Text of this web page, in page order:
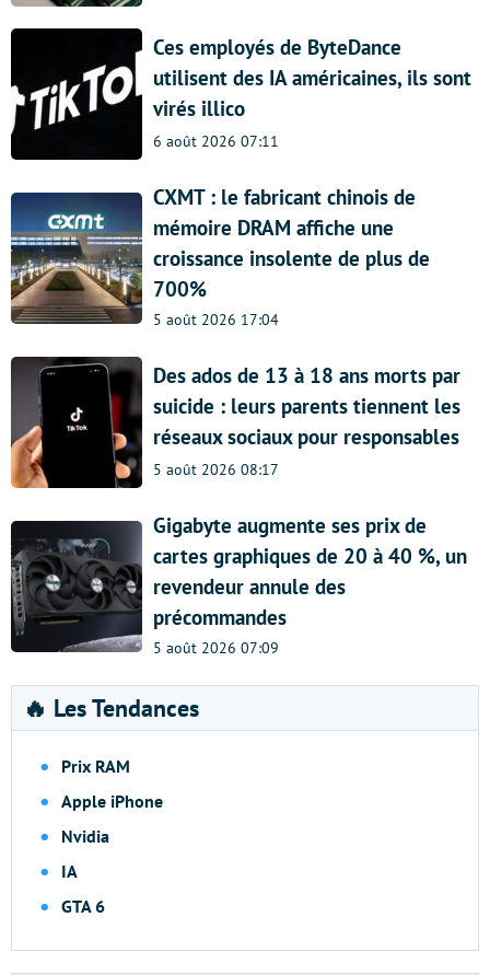
Ces employés de ByteDance
utilisent des IA américaines, ils sont
virés illico
6 août 2026 07:11
CXMT : le fabricant chinois de
mémoire DRAM affiche une
croissance insolente de plus de
700%
5 août 2026 17:04
Des ados de 13 à 18 ans morts par
suicide : leurs parents tiennent les
réseaux sociaux pour responsables
5 août 2026 08:17
Gigabyte augmente ses prix de
cartes graphiques de 20 à 40 %, un
revendeur annule des
précommandes
5 août 2026 07:09
🔥 Les Tendances
Prix RAM
Apple iPhone
Nvidia
IA
GTA 6